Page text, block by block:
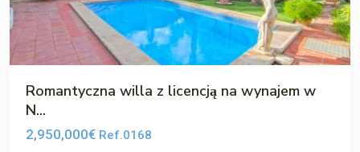
Romantyczna willa z licencją na wynajem w
N...
2,950,000€ Ref.0168